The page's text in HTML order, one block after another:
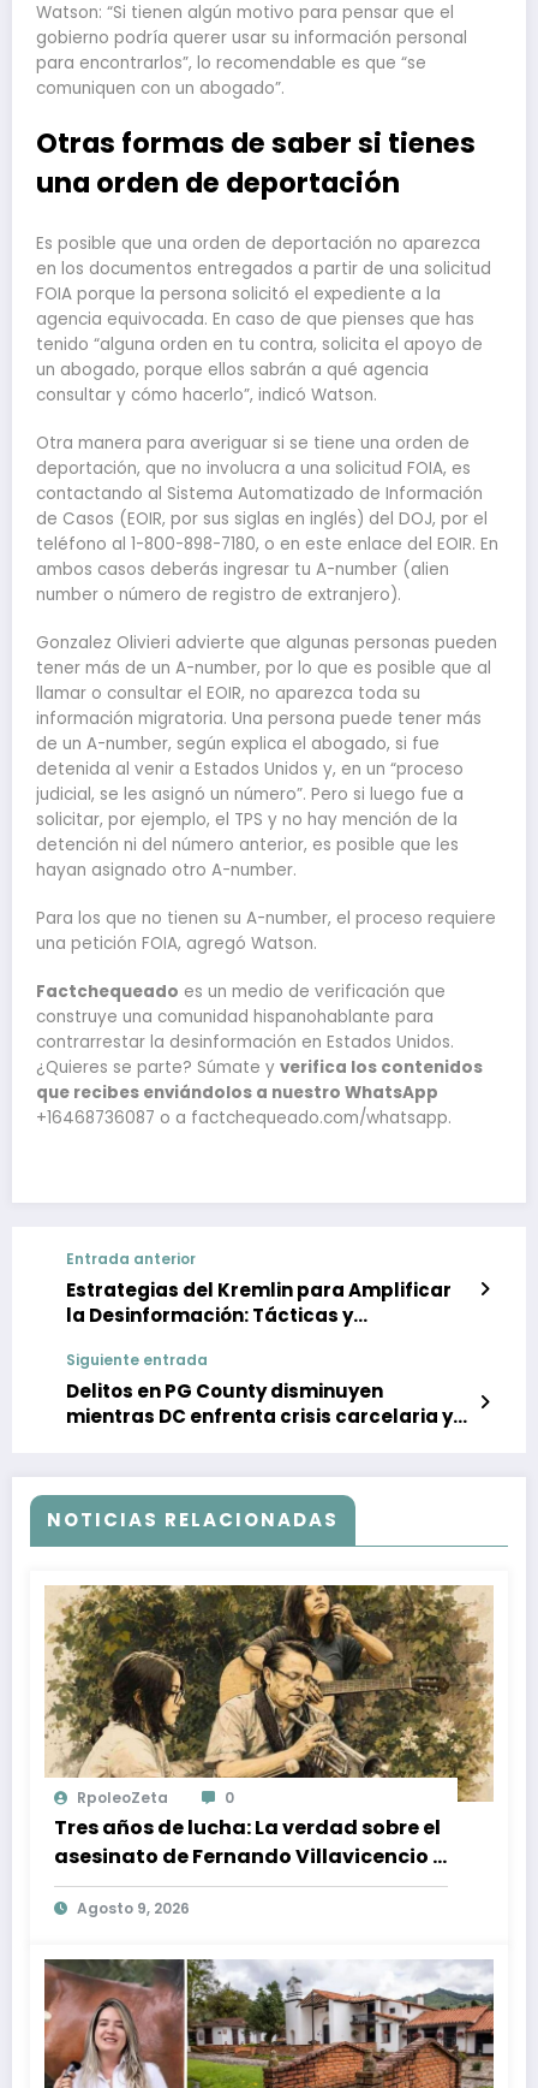
Watson: “Si tienen algún motivo para pensar que el
gobierno podría querer usar su información personal
para encontrarlos”, lo recomendable es que “se
comuniquen con un abogado”.
Otras formas de saber si tienes
una orden de deportación
Es posible que una orden de deportación no aparezca
en los documentos entregados a partir de una solicitud
FOIA porque la persona solicitó el expediente a la
agencia equivocada. En caso de que pienses que has
tenido “alguna orden en tu contra, solicita el apoyo de
un abogado, porque ellos sabrán a qué agencia
consultar y cómo hacerlo”, indicó Watson.
Otra manera para averiguar si se tiene una orden de
deportación, que no involucra a una solicitud FOIA, es
contactando al Sistema Automatizado de Información
de Casos (EOIR, por sus siglas en inglés) del DOJ, por el
teléfono al 1-800-898-7180, o en este enlace del EOIR. En
ambos casos deberás ingresar tu A-number (alien
number o número de registro de extranjero).
Gonzalez Olivieri advierte que algunas personas pueden
tener más de un A-number, por lo que es posible que al
llamar o consultar el EOIR, no aparezca toda su
información migratoria. Una persona puede tener más
de un A-number, según explica el abogado, si fue
detenida al venir a Estados Unidos y, en un “proceso
judicial, se les asignó un número”. Pero si luego fue a
solicitar, por ejemplo, el TPS y no hay mención de la
detención ni del número anterior, es posible que les
hayan asignado otro A-number.
Para los que no tienen su A-number, el proceso requiere
una petición FOIA, agregó Watson.
Factchequeado es un medio de verificación que
construye una comunidad hispanohablante para
contrarrestar la desinformación en Estados Unidos.
¿Quieres se parte? Súmate y verifica los contenidos
que recibes enviándolos a nuestro WhatsApp
+16468736087 o a factchequeado.com/whatsapp.
Entrada anterior
Estrategias del Kremlin para Amplificar
la Desinformación: Tácticas y
Siguiente entrada
Delitos en PG County disminuyen
mientras DC enfrenta crisis carcelaria y
NOTICIAS RELACIONADAS
RpoleoZeta 0
Tres años de lucha: La verdad sobre el
asesinato de Fernando Villavicencio y
la impunidad en Ecuador
Agosto 9, 2026